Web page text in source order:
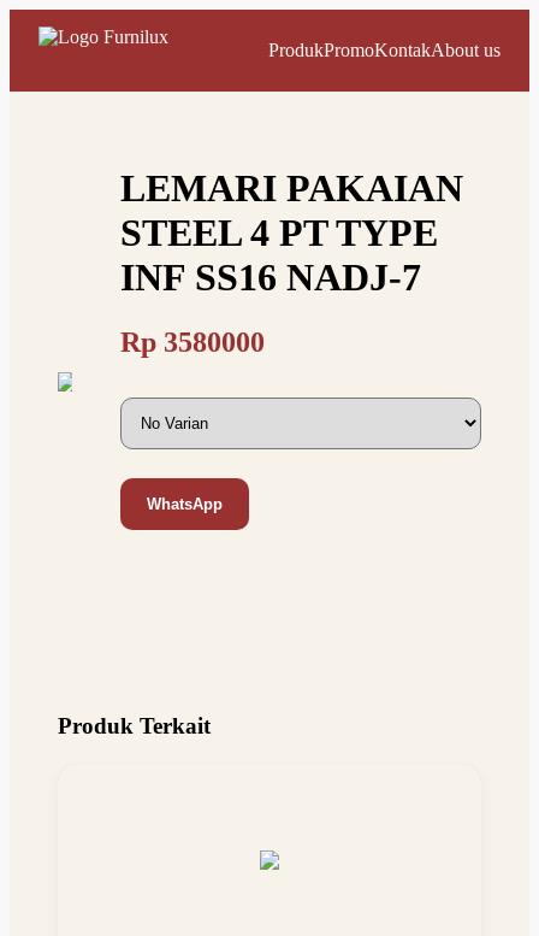
ProdukPromoKontakAbout us
LEMARI PAKAIAN
STEEL 4 PT TYPE
INF SS16 NADJ-7
Rp 3580000
WhatsApp
Produk Terkait